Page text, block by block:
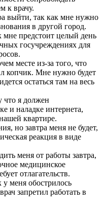
к врачу.
выйти, так как мне нужно
в другой город.
мне предстоит целый день
госучреждениях для
месте из-за того, что
копчик. Мне нужно будет
остаться там на весь
что я должен
и наладке интернета,
квартире.
но завтра меня не будет,
реакция в виде
меня от работы завтра,
медицинское
отлагательств.
у меня обострилось
запретил работать в